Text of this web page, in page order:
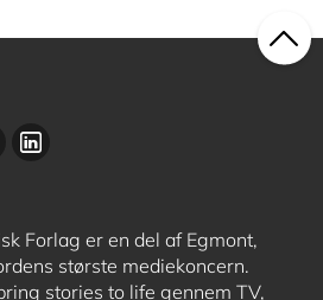
Forlag er en del af Egmont,
største mediekoncern.
stories to life gennem TV,